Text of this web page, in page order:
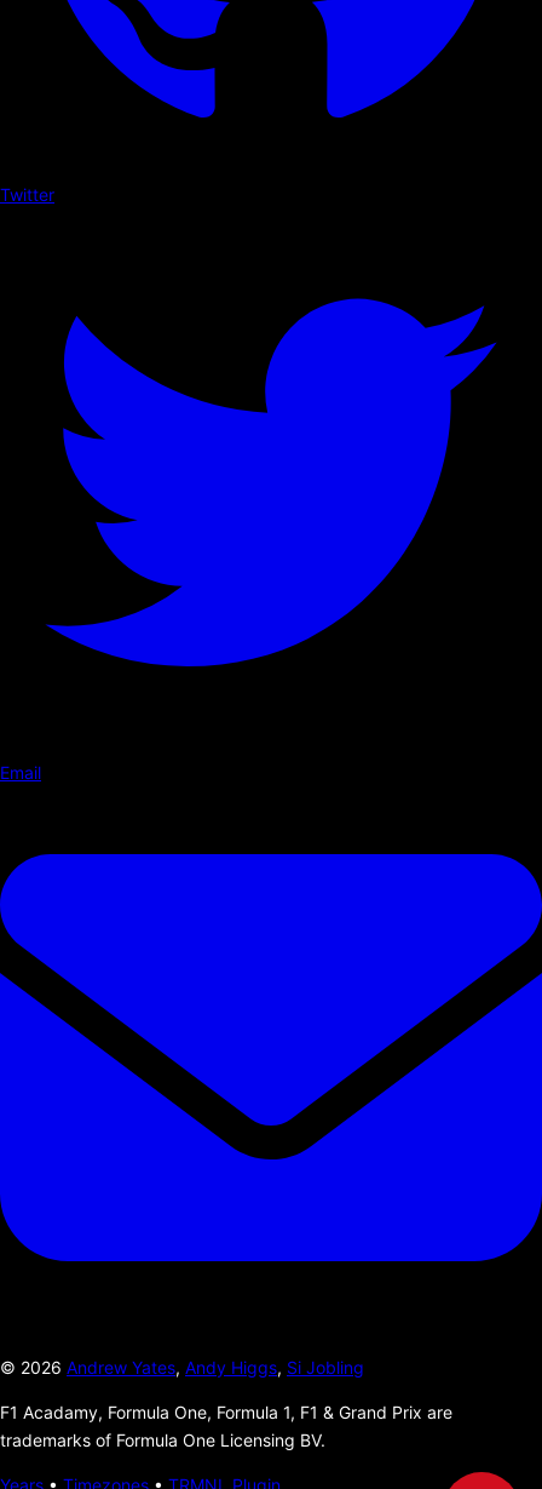
Twitter
Email
© 2026 Andrew Yates, Andy Higgs, Si Jobling
F1 Acadamy, Formula One, Formula 1, F1 & Grand Prix are
trademarks of Formula One Licensing BV.
Years • Timezones • TRMNL Plugin